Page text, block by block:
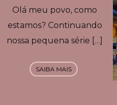
Olá meu povo, como
estamos? Continuando
nossa pequena série […]
SAIBA MAIS